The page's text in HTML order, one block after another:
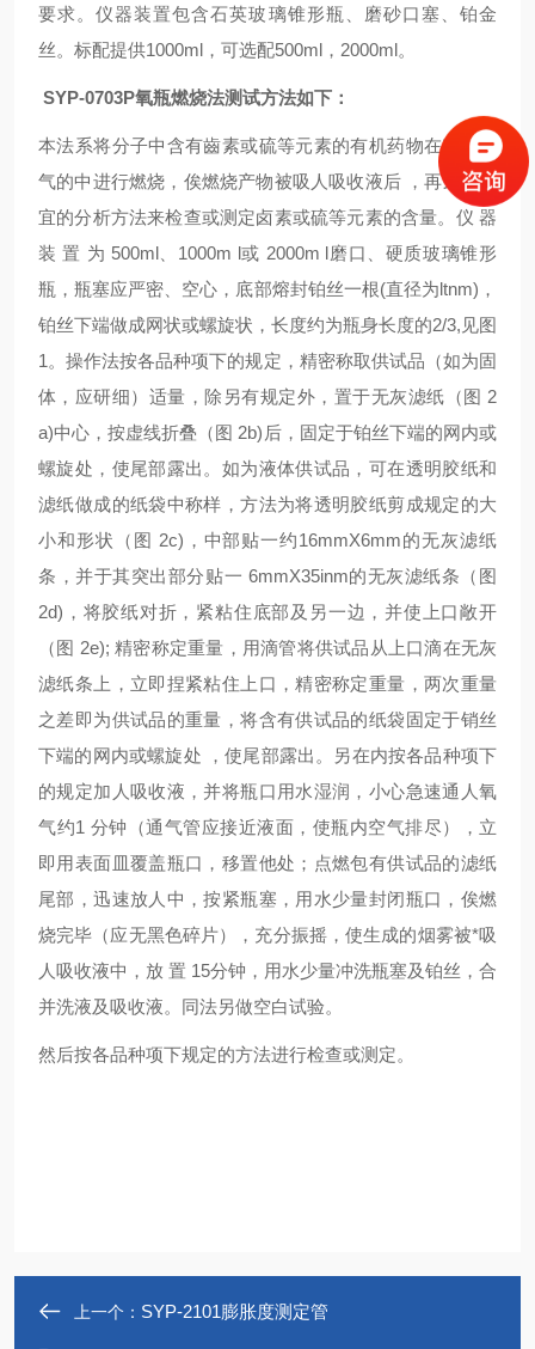
要求。仪器装置包含石英玻璃锥形瓶、磨砂口塞、铂金
丝。标配提供1000ml，可选配500ml，2000ml。
SYP-0703P氧瓶燃烧法测试方法如下：
本法系将分子中含有齒素或硫等元素的有机药物在充满氧
气的中进行燃烧，俟燃烧产物被吸人吸收液后 ，再采用适
宜的分析方法来检查或测定卤素或硫等元素的含量。仪 器
装 置 为 500ml、1000m l或 2000m l磨口、硬质玻璃锥形
瓶，瓶塞应严密、空心，底部熔封铂丝一根(直径为ltnm)，
铂丝下端做成网状或螺旋状，长度约为瓶身长度的2/3,见图
1。操作法按各品种项下的规定，精密称取供试品（如为固
体，应研细）适量，除另有规定外，置于无灰滤纸（图 2
a)中心，按虚线折叠（图 2b)后，固定于铂丝下端的网内或
螺旋处，使尾部露出。如为液体供试品，可在透明胶纸和
滤纸做成的纸袋中称样，方法为将透明胶纸剪成规定的大
小和形状（图 2c)，中部贴一约16mmX6mm的无灰滤纸
条，并于其突出部分贴一 6mmX35inm的无灰滤纸条（图
2d)，将胶纸对折，紧粘住底部及另一边，并使上口敞开
（图 2e); 精密称定重量，用滴管将供试品从上口滴在无灰
滤纸条上，立即捏紧粘住上口，精密称定重量，两次重量
之差即为供试品的重量，将含有供试品的纸袋固定于销丝
下端的网内或螺旋处 ，使尾部露出。另在内按各品种项下
的规定加人吸收液，并将瓶口用水湿润，小心急速通人氧
气约1 分钟（通气管应接近液面，使瓶内空气排尽），立
即用表面皿覆盖瓶口，移置他处；点燃包有供试品的滤纸
尾部，迅速放人中，按紧瓶塞，用水少量封闭瓶口，俟燃
烧完毕（应无黑色碎片），充分振摇，使生成的烟雾被*吸
人吸收液中，放 置 15分钟，用水少量冲洗瓶塞及铂丝，合
并洗液及吸收液。同法另做空白试验。
然后按各品种项下规定的方法进行检查或测定。
上一个： SYP-2101膨胀度测定管